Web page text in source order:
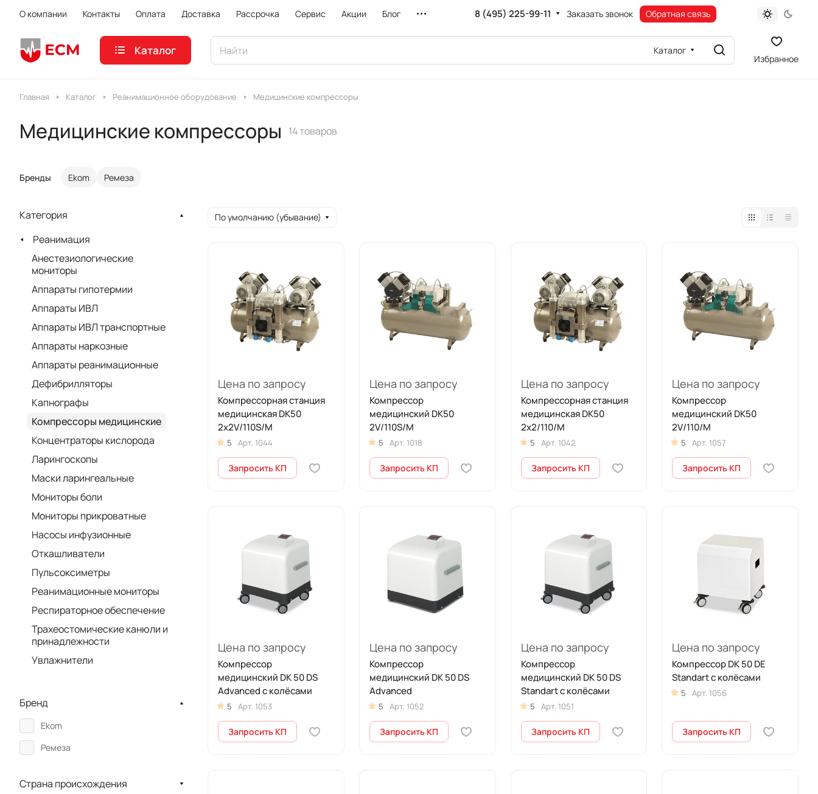
О компании Контакты Оплата Доставка Рассрочка Сервис Акции Блог 8 (495) 225-99-11 Заказать звонок Обратная связь
Каталог Каталог
Избранное
Главная Каталог Реанимационное оборудование Медицинские компрессоры
Медицинские компрессоры 14 товаров
Бренды Ekom Ремеза
По умолчанию (убывание)
Цена по запросу
Компрессорная станция
медицинская DK50
2x2V/110S/M
5 Арт. 1044
Запросить КП
Цена по запросу
Компрессор
медицинский DK50
2V/110S/M
5 Арт. 1018
Запросить КП
Цена по запросу
Компрессорная станция
медицинская DK50
2x2/110/M
5 Арт. 1042
Запросить КП
Цена по запросу
Компрессор
медицинский DK50
2V/110/M
5 Арт. 1057
Запросить КП
Цена по запросу
Компрессор
медицинский DK 50 DS
Advanced с колёсами
5 Арт. 1053
Запросить КП
Цена по запросу
Компрессор
медицинский DK 50 DS
Advanced
5 Арт. 1052
Запросить КП
Цена по запросу
Компрессор
медицинский DK 50 DS
Standart с колёсами
5 Арт. 1051
Запросить КП
Цена по запросу
Компрессор DK 50 DE
Standart с колёсами
5 Арт. 1056
Запросить КП
Категория
Реанимация
Анестезиологические
мониторы
Аппараты гипотермии
Аппараты ИВЛ
Аппараты ИВЛ транспортные
Аппараты наркозные
Аппараты реанимационные
Дефибрилляторы
Капнографы
Компрессоры медицинские
Концентраторы кислорода
Ларингоскопы
Маски ларингеальные
Мониторы боли
Мониторы прикроватные
Насосы инфузионные
Откашливатели
Пульсоксиметры
Реанимационные мониторы
Респираторное обеспечение
Трахеостомические канюли и
принадлежности
Увлажнители
Бренд
Ekom
Ремеза
Страна происхождения